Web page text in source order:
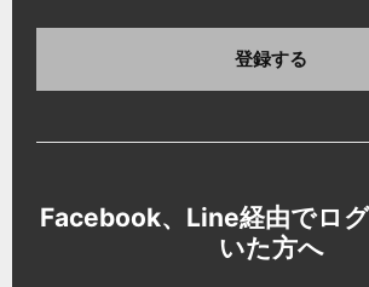
登録する
Facebook、Line経由でロ
いた方へ